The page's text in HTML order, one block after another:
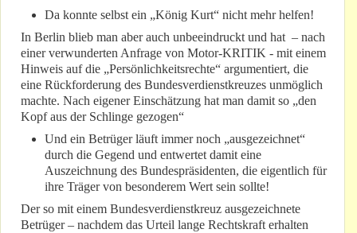
Da konnte selbst ein „König Kurt“ nicht mehr helfen!
In Berlin blieb man aber auch unbeeindruckt und hat – nach
einer verwunderten Anfrage von Motor-KRITIK - mit einem
Hinweis auf die „Persönlichkeitsrechte“ argumentiert, die
eine Rückforderung des Bundesverdienstkreuzes unmöglich
machte. Nach eigener Einschätzung hat man damit so „den
Kopf aus der Schlinge gezogen“
Und ein Betrüger läuft immer noch „ausgezeichnet“
durch die Gegend und entwertet damit eine
Auszeichnung des Bundespräsidenten, die eigentlich für
ihre Träger von besonderem Wert sein sollte!
Der so mit einem Bundesverdienstkreuz ausgezeichnete
Betrüger – nachdem das Urteil lange Rechtskraft erhalten